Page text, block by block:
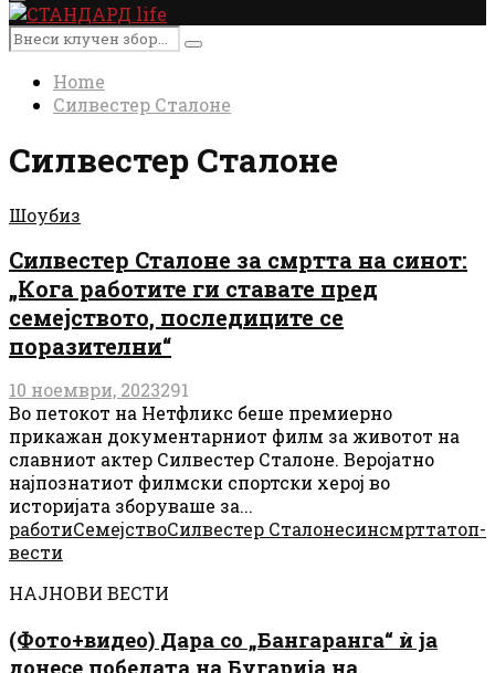
Primary
Menu
Search
for:
Search
Home
Силвестер Сталоне
Силвестер Сталоне
Шоубиз
Силвестер Сталоне за смртта на синот:
„Кога работите ги ставате пред
семејството, последиците се
поразителни“
10 ноември, 2023291
Во петокот на Нетфликс беше премиерно
прикажан документарниот филм за животот на
славниот актер Силвестер Сталоне. Веројатно
најпознатиот филмски спортски херој во
историјата зборуваше за...
работиСемејствоСилвестер Сталонесинсмрттатоп-
вести
НАЈНОВИ ВЕСТИ
(Фото+видео) Дара со „Бангаранга“ ѝ ја
донесе победата на Бугарија на